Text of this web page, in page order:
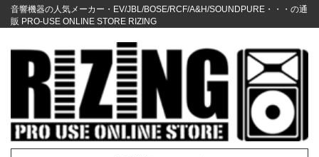
音響機器の人気メーカー・EV/JBL/BOSE/RCF/A&H/SOUNDPURE・・・の通
販 PRO-USE ONLINE STORE RIZING